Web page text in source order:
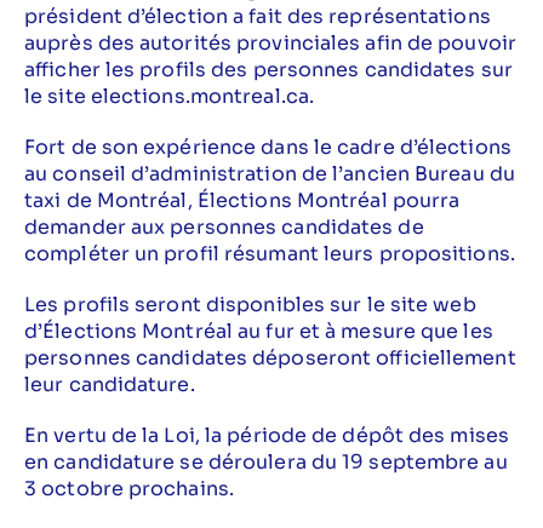
président d’élection a fait des représentations
auprès des autorités provinciales afin de pouvoir
afficher les profils des personnes candidates sur
le site elections.montreal.ca.
Fort de son expérience dans le cadre d’élections
au conseil d’administration de l’ancien Bureau du
taxi de Montréal, Élections Montréal pourra
demander aux personnes candidates de
compléter un profil résumant leurs propositions.
Les profils seront disponibles sur le site web
d’Élections Montréal au fur et à mesure que les
personnes candidates déposeront officiellement
leur candidature.
En vertu de la Loi, la période de dépôt des mises
en candidature se déroulera du 19 septembre au
3 octobre prochains.